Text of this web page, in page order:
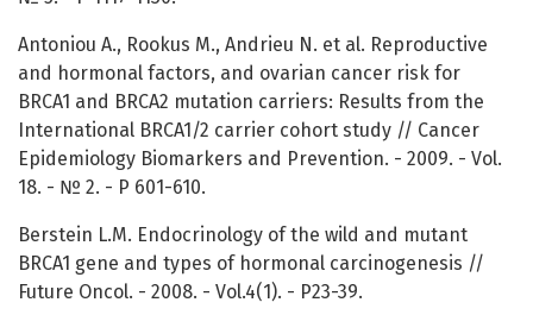
Antoniou A., Rookus M., Andrieu N. et al. Reproductive
and hormonal factors, and ovarian cancer risk for
BRCA1 and BRCA2 mutation carriers: Results from the
International BRCA1/2 carrier cohort study // Cancer
Epidemiology Biomarkers and Prevention. - 2009. - Vol.
18. - № 2. - P 601-610.
Berstein L.M. Endocrinology of the wild and mutant
BRCA1 gene and types of hormonal carcinogenesis //
Future Oncol. - 2008. - Vol.4(1). - P23-39.